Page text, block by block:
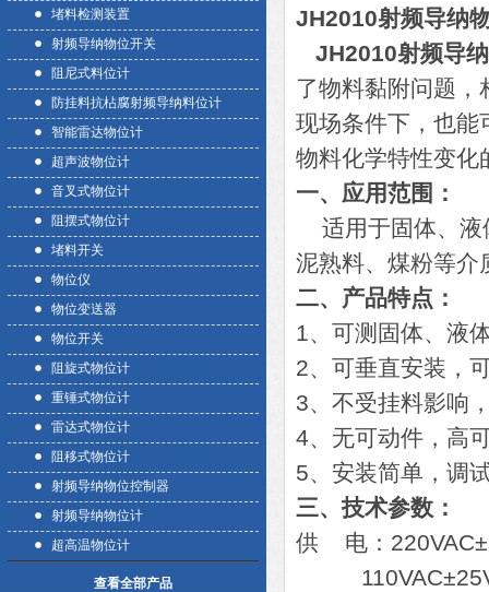
堵料检测装置
射频导纳物位开关
阻尼式料位计
防挂料抗枮腐射频导纳料位计
智能雷达物位计
超声波物位计
音叉式物位计
阻摆式物位计
堵料开关
物位仪
物位变送器
物位开关
阻旋式物位计
重锤式物位计
雷达式物位计
阻移式物位计
射频导纳物位控制器
射频导纳物位计
超高温物位计
查看全部产品
JH2010射频导纳
JH2010射频导
了物料黏附问题，
现场条件下，也能
物料化学特性变化
一、应用范围：
适用于固体、液
泥熟料、煤粉等介
二、产品特点：
1、可测固体、液
2、可垂直安装，
3、不受挂料影响
4、无可动件，高
5、安装简单，调
三、技术参数：
供 电：